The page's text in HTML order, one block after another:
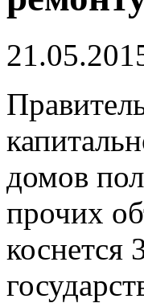
домов
прочих
коснется